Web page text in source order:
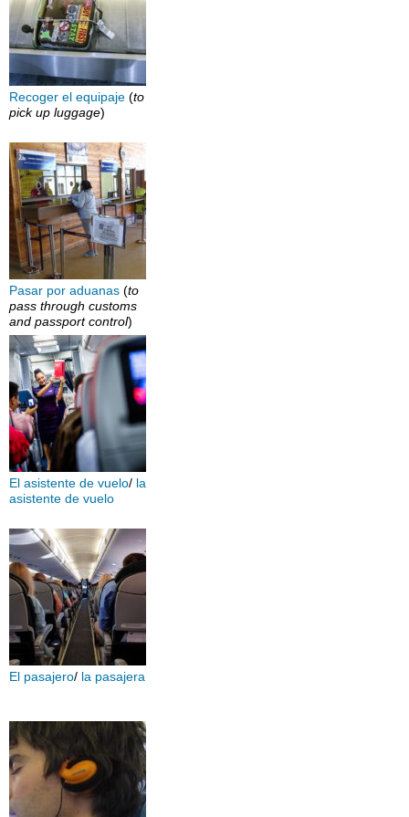
Recoger el equipaje (to
pick up luggage)
Pasar por aduanas (to
pass through customs
and passport control)
El asistente de vuelo/ la
asistente de vuelo
El pasajero/ la pasajera